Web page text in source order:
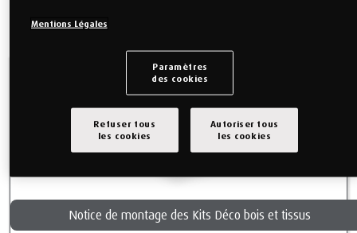
Notice de montage des Kits Déco bois et tissus
Mentions Légales
Paramètres
des cookies
Refuser tous
les cookies
Autoriser tous
les cookies